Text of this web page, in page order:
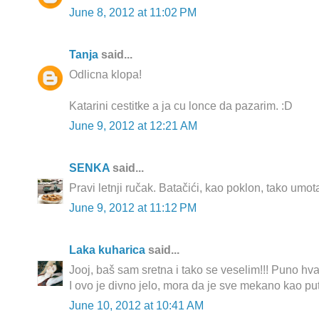
June 8, 2012 at 11:02 PM
Tanja said...
Odlicna klopa!
Katarini cestitke a ja cu lonce da pazarim. :D
June 9, 2012 at 12:21 AM
SENKA said...
Pravi letnji ručak. Batačići, kao poklon, tako
June 9, 2012 at 11:12 PM
Laka kuharica said...
Jooj, baš sam sretna i tako se veselim!!! Puno
I ovo je divno jelo, mora da je sve mekano kao
June 10, 2012 at 10:41 AM